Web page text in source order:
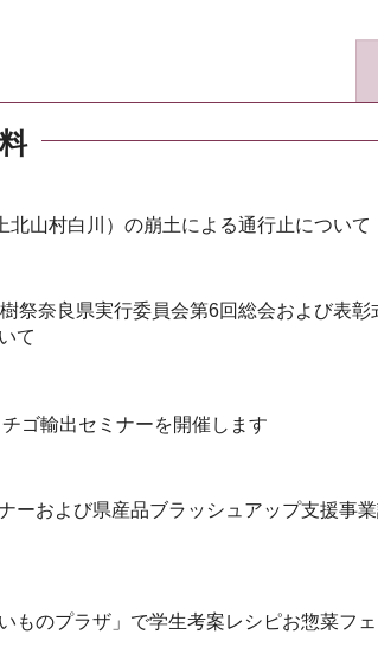
北山村白川）の崩土による通行止について
祭奈良県実行委員会第6回総会および表彰
て
ゴ輸出セミナーを開催します
ーおよび県産品ブラッシュアップ支援事
ものプラザ」で学生考案レシピお惣菜フ